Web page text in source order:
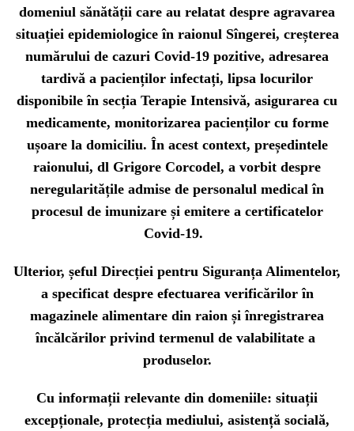
domeniul sănătății care au relatat despre agravarea
situației epidemiologice în raionul Sîngerei, creșterea
numărului de cazuri Covid-19 pozitive, adresarea
tardivă a pacienților infectați, lipsa locurilor
disponibile în secția Terapie Intensivă, asigurarea cu
medicamente, monitorizarea pacienților cu forme
ușoare la domiciliu. În acest context, președintele
raionului, dl Grigore Corcodel, a vorbit despre
neregularitățile admise de personalul medical în
procesul de imunizare și emitere a certificatelor
Covid-19.
Ulterior, șeful Direcției pentru Siguranța Alimentelor,
a specificat despre efectuarea verificărilor în
magazinele alimentare din raion și înregistrarea
încălcărilor privind termenul de valabilitate a
produselor.
Cu informații relevante din domeniile: situații
excepționale, protecția mediului, asistență socială,